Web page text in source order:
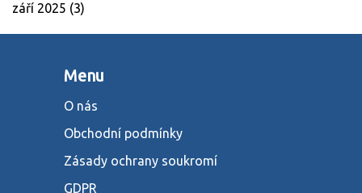
září 2025 (3)
Menu
O nás
Obchodní podmínky
Zásady ochrany soukromí
GDPR